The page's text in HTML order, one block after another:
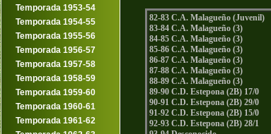
Temporada 1953-54
Temporada 1954-55
Temporada 1955-56
Temporada 1956-57
Temporada 1957-58
Temporada 1958-59
Temporada 1959-60
Temporada 1960-61
Temporada 1961-62
82-83 C.A. Malagueño (Juvenil)
83-84 C.A. Malagueño (3)
84-85 C.A. Malagueño (3)
85-86 C.A. Malagueño (3)
86-87 C.A. Malagueño (3)
87-88 C.A. Malagueño (3)
88-89 C.A. Malagueño (3)
89-90 C.D. Estepona (2B) 17/0
90-91 C.D. Estepona (2B) 29/0
91-92 C.D. Estepona (2B) 15/0
92-93 C.D. Estepona (2B) 28/1